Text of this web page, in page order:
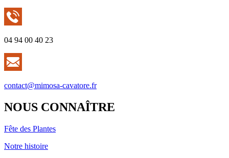
04 94 00 40 23
contact@mimosa-cavatore.fr
NOUS CONNAÎTRE
Fête des Plantes
Notre histoire